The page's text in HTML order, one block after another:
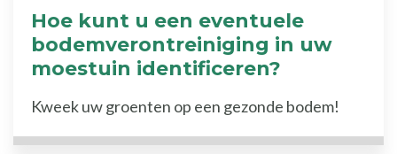
Hoe kunt u een eventuele
bodemverontreiniging in uw
moestuin identificeren?
Kweek uw groenten op een gezonde bodem!